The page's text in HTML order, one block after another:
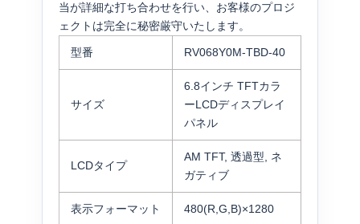
当が詳細な打ち合わせを行い、お客様のプロジ
ェクトは完全に秘密厳守いたします。
型番 RV068Y0M-TBD-40
サイズ
6.8インチ TFTカラ
ーLCDディスプレイ
パネル
LCDタイプ
AM TFT, 透過型, ネ
ガティブ
表示フォーマット 480(R,G,B)×1280